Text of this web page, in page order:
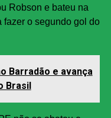
Robson e bateu na
o segundo gol do
Barradão e avança
Brasil